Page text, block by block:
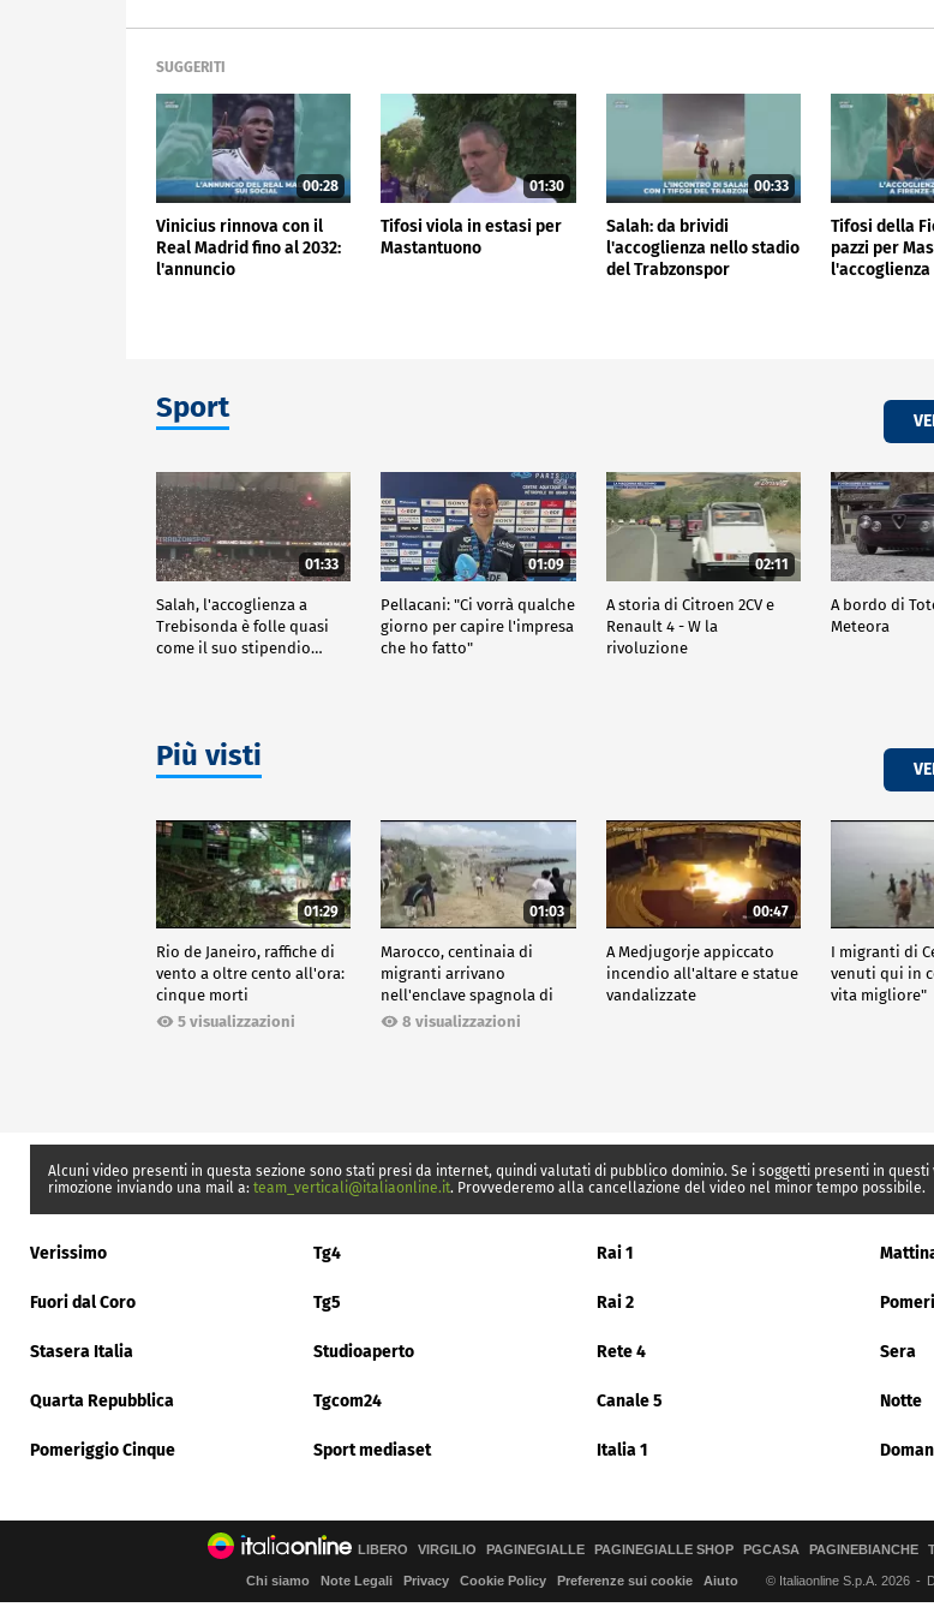
SUGGERITI
00:28
Vinicius rinnova con il
Real Madrid fino al 2032:
l'annuncio
01:30
Tifosi viola in estasi per
Mastantuono
00:33
Salah: da brividi
l'accoglienza nello stadio
del Trabzonspor
Tifosi della
pazzi per
l'accoglienza
Sport
01:33
Salah, l'accoglienza a
Trebisonda è folle quasi
come il suo stipendio…
01:09
Pellacani: "Ci vorrà qualche
giorno per capire l'impresa
che ho fatto"
02:11
A storia di Citroen 2CV e
Renault 4 - W la
rivoluzione
A bordo di
Meteora
Più visti
01:29
Rio de Janeiro, raffiche di
vento a oltre cento all'ora:
cinque morti
5 visualizzazioni
01:03
Marocco, centinaia di
migranti arrivano
nell'enclave spagnola di
Ceuta8 visualizzazioni
00:47
A Medjugorje appiccato
incendio all'altare e statue
vandalizzate
I migranti di
venuti qui in
vita migliore"
Alcuni video presenti in questa sezione sono stati presi da internet, quindi valutati di pubblico dominio. Se i soggetti presenti in
rimozione inviando una mail a: team_verticali@italiaonline.it. Provvederemo alla cancellazione del video nel minor tempo possibile.
Verissimo Tg4 Rai 1
Fuori dal Coro Tg5 Rai 2
Stasera Italia Studioaperto Rete 4 Sera
Quarta Repubblica Tgcom24 Canale 5 Notte
Pomeriggio Cinque Sport mediaset Italia 1
LIBERO VIRGILIO PAGINEGIALLE PAGINEGIALLE SHOP PGCASA PAGINEBIANCHE
Chi siamo Note Legali Privacy Cookie Policy Preferenze sui cookie Aiuto © Italiaonline S.p.A. 2026